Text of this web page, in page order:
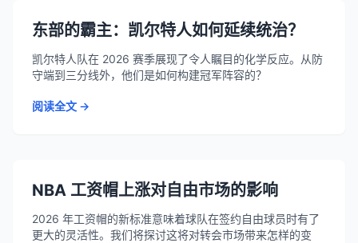
东部的霸主：凯尔特人如何延续统治？
凯尔特人队在 2026 赛季展现了令人瞩目的化学反应。从防
守端到三分线外，他们是如何构建冠军阵容的？
阅读全文 →
NBA 工资帽上涨对自由市场的影响
2026 年工资帽的新标准意味着球队在签约自由球员时有了
更大的灵活性。我们将探讨这将对转会市场带来怎样的变